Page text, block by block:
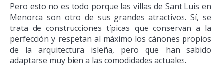
Pero esto no es todo porque las villas de Sant Luis en
Menorca son otro de sus grandes atractivos. Sí, se
trata de construcciones típicas que conservan a la
perfección y respetan al máximo los cánones propios
de la arquitectura isleña, pero que han sabido
adaptarse muy bien a las comodidades actuales.